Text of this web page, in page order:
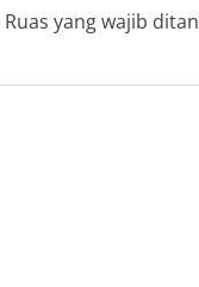
Ruas yang wajib